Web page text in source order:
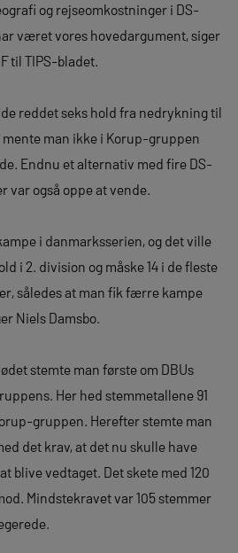
og rejseomkostninger i DS-
været vores hovedargument, siger
til TIPS-bladet.
reddet seks hold fra nedrykning til
man ikke i Korup-gruppen
Endnu et alternativ med fire DS-
var også oppe at vende.
i danmarksserien, og det ville
i 2. division og måske 14 i de fleste
således at man fik færre kampe
Niels Damsbo.
stemte man første om DBUs
Her hed stemmetallene 91
gruppen. Herefter stemte man
det krav, at det nu skulle have
blive vedtaget. Det skete med 120
Mindstekravet var 105 stemmer